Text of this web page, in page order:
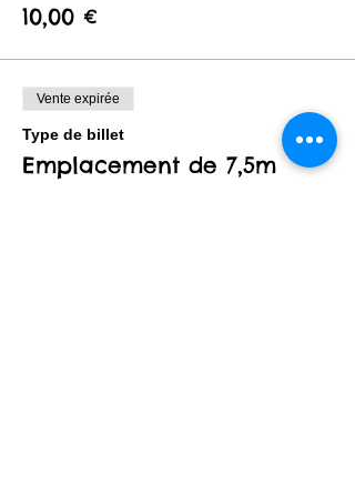
10,00 €
Vente expirée
Type de billet
Emplacement de 7,5m